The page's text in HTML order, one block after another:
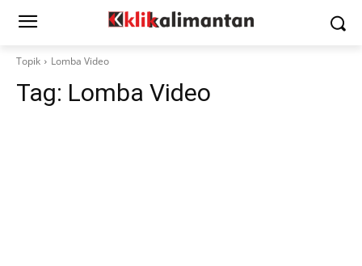
Topik Lomba Video
Tag: Lomba Video